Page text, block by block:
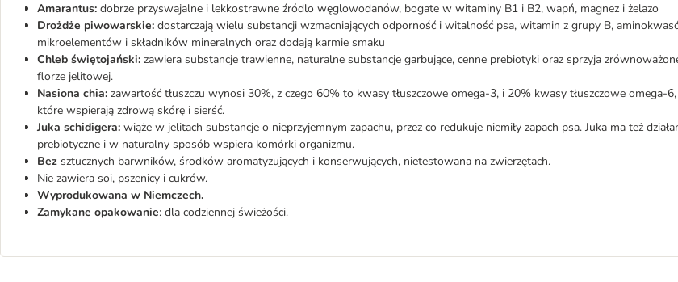
Amarantus: dobrze przyswajalne i lekkostrawne źródlo węglowodanów, bogate w witaminy B1 i B2, wapń, magnez i żelazo
Drożdże piwowarskie: dostarczają wielu substancji wzmacniających odporność i witalność psa, witamin z grupy B,
mikroelementów i składników mineralnych oraz dodają karmie smaku
Chleb świętojański: zawiera substancje trawienne, naturalne substancje garbujące, cenne prebiotyki oraz sprzyja
florze jelitowej.
Nasiona chia: zawartość tłuszczu wynosi 30%, z czego 60% to kwasy tłuszczowe omega-3, i 20% kwasy tłuszczowe omega-6,
które wspierają zdrową skórę i sierść.
Juka schidigera: wiąże w jelitach substancje o nieprzyjemnym zapachu, przez co redukuje niemiły zapach psa. Juka ma też
prebiotyczne i w naturalny sposób wspiera komórki organizmu.
Bez sztucznych barwników, środków aromatyzujących i konserwujących, nietestowana na zwierzętach.
Nie zawiera soi, pszenicy i cukrów.
Wyprodukowana w Niemczech.
Zamykane opakowanie: dla codziennej świeżości.